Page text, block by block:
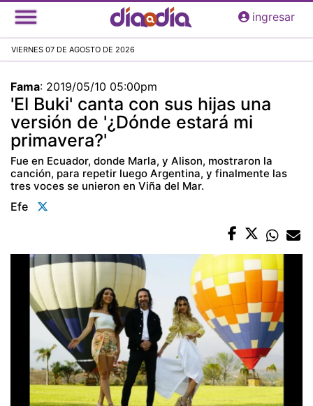
Pasar
al
principal
ingresar
VIERNES 07 DE AGOSTO DE 2026
Fama: 2019/05/10 05:00pm
'El Buki' canta con sus hijas una
versión de '¿Dónde estará mi
primavera?'
Fue en Ecuador, donde Marla, y Alison, mostraron la
canción, para repetir luego Argentina, y finalmente las
tres voces se unieron en Viña del Mar.
Efe